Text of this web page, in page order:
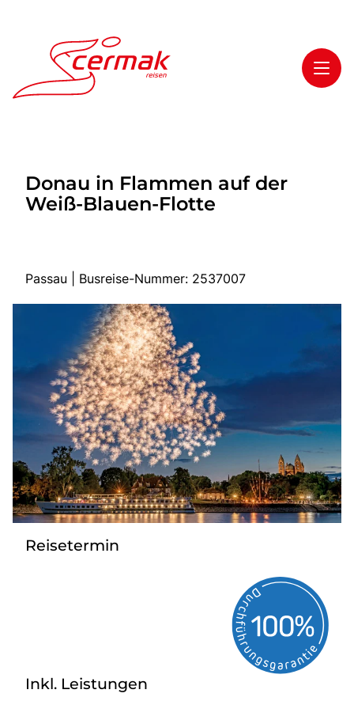
Highlights
Service
Tagesfahrten
Mehrtagesfahrten
Bus mieten
Katalog anfordern
Uber uns
Donau in Flammen auf der
Weiß-Blauen-Flotte
Passau | Busreise-Nummer: 2537007
Reisetermin
Inkl. Leistungen